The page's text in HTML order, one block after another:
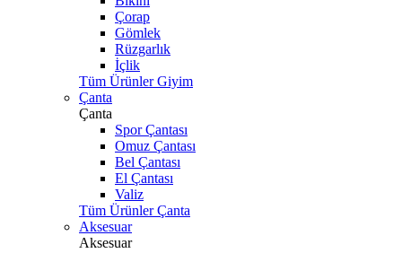
Çorap
Gömlek
Rüzgarlık
İçlik
Tüm Ürünler Giyim
Çanta
Çanta
Spor Çantası
Omuz Çantası
Bel Çantası
El Çantası
Valiz
Tüm Ürünler Çanta
Aksesuar
Aksesuar